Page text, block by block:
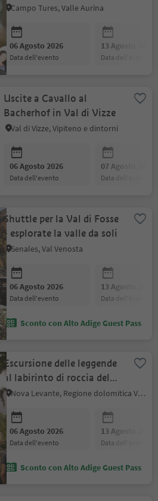
della Valle Aurina
Campo Tures, Valle Aurina
06 Agosto 2026
data dell'evento
13 Agosto 2026
data dell'evento
Uscite a Cavallo al
Bacherhof in Val di Vizze
Val di Vizze, Vipiteno e dintorni
06 Agosto 2026
data dell'evento
07 Agosto 2026
data dell'evento
Shuttle per la Val di Fosse
- esplorate la valle da soli
Senales, Val Venosta
06 Agosto 2026
data dell'evento
13 Agosto 2026
data dell'evento
Sconto con Alto Adige Guest Pass
Escursione delle leggende
al labirinto di roccia del
Latemar
Nova Levante, Regione dolomitica Val d'Ega
06 Agosto 2026
data dell'evento
13 Agosto 2026
data dell'evento
Sconto con Alto Adige Guest Pass